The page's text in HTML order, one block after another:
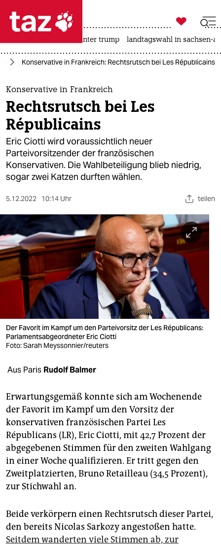
 taz zahl ich
taz zahl ich
themen
politik
öko
gesellschaft
kultur
sport
berlin
nord
wahrheit
verlag
verlag
veranstaltungen
shop
fragen & hilfe
abo
genossenschaft
epaper login

taz zahl ich
usa unter trump landtagswahl in sachsen-
Konservative in Frankreich: Rechtsrutsch bei Les Républicains
Konservative in Frankreich
Rechtsrutsch bei Les
Républicains
Eric Ciotti wird voraussichtlich neuer
Parteivorsitzender der französischen
Konservativen. Die Wahlbeteiligung blieb niedrig,
sogar zwei Katzen durften wählen.
5.12.2022 10:14 Uhr teilen
Der Favorit im Kampf um den Parteivorsitz der Les Républicans:
Parlamentsabgeordneter Eric Ciotti
Foto: Sarah Meyssonnier/reuters
Aus Paris Rudolf Balmer
Erwartungsgemäß konnte sich am Wochenende
der Favorit im Kampf um den Vorsitz der
konservativen französischen Partei Les
Républicans (LR), Eric Ciotti, mit 42,7 Prozent der
abgegebenen Stimmen für den zweiten Wahlgang
in einer Woche qualifizieren. Er tritt gegen den
Zweitplatzierten, Bruno Retailleau (34,5 Prozent),
zur Stichwahl an.
Beide verkörpern einen Rechtsrutsch dieser Partei,
den bereits Nicolas Sarkozy angestoßen hatte.
Seitdem wanderten viele Stimmen ab, zur